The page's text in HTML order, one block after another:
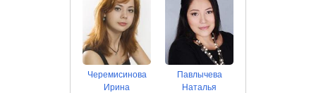
Черемисинова
Ирина
Павлычева
Наталья